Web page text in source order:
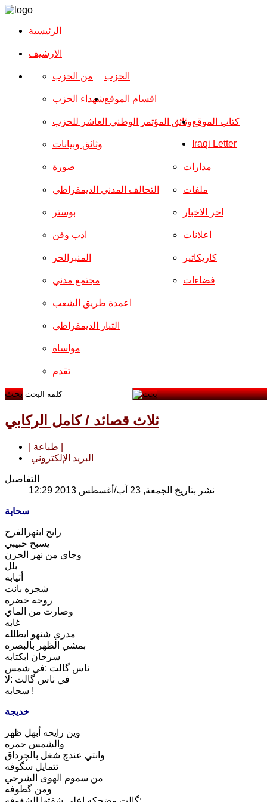
الرئيسية
الارشیف
الحزب من الحزب
شهداء الحزب
وثائق المؤتمر الوطني العاشر للحزب
وثائق وبيانات
اقسام الموقع
صورة
التحالف المدني الديمقراطي
بوستر
ادب وفن
المنبرالحر
مجتمع مدني
مدارات
ملفات
اخر الاخبار
اعلانات
كاريكاتير
فضاءات
اعمدة طريق الشعب
التيار الديمقراطي
مواساة
تقدم
كتاب الموقع
Iraqi Letter
بحث
ثلاث قصائد / كامل الركابي
البريد الإلكتروني
التفاصيل
نشر بتاريخ الجمعة, 23 آب/أغسطس 2013 12:29
سحابة
رايح ابنهرالفرح
يسبح حبيبي
وجاي من نهر الحزن
بلل
أثيابه
شجره بانت
روحه خضره
وصارت من الماي
غابه
مدري شنهو ايظلله
بمشي الظهر بالبصره
سرحان ابكتابه
ناس گالت :في شمس
في ناس گالت :لا
سحابه !
خديجة
وين رايحه أبهل ظهر
والشمس حمره
وانتي عندچ شغل بالچرداق
تتمايل سگوفه
من سموم الهوى الشرجي
ومن گطوفه